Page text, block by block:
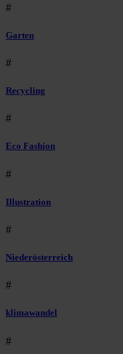
#
Garten
#
Recycling
#
Eco Fashion
#
Illustration
#
Niederösterreich
#
klimawandel
#